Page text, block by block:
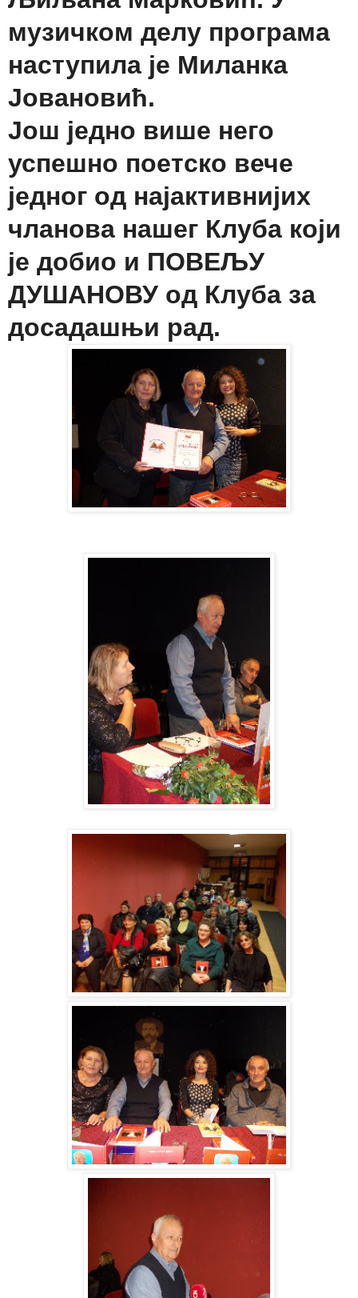
музичком делу програма
наступила је Миланка
Јовановић.
Још једно више него
успешно поетско вече
једног од најактивнијих
чланова нашег Клуба који
је добио и ПОВЕЉУ
ДУШАНОВУ од Клуба за
досадашњи рад.